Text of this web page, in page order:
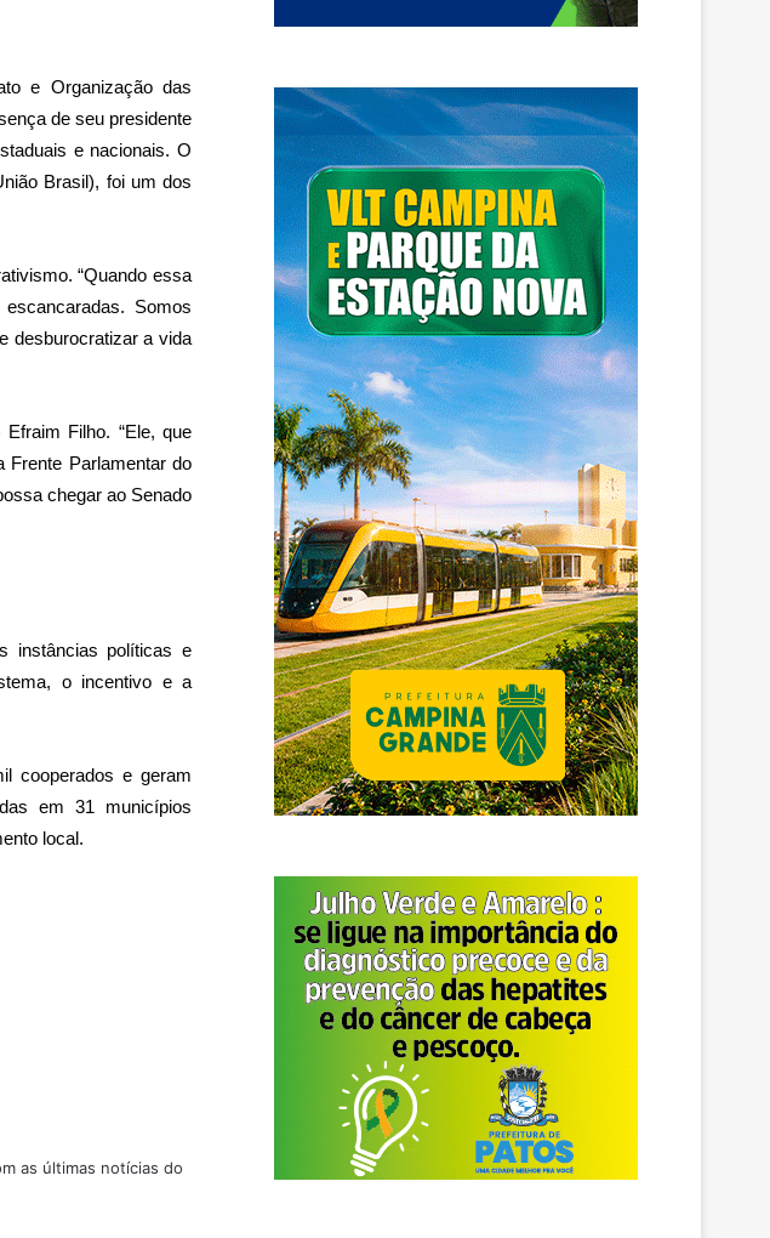
e Organização das
de seu presidente
e nacionais. O
Brasil), foi um dos
“Quando essa
Somos
desburocratizar a vida
Filho. “Ele, que
Frente Parlamentar do
chegar ao Senado
instâncias políticas e
o incentivo e a
cooperados e geram
em 31 municípios
local.
as últimas notícias do